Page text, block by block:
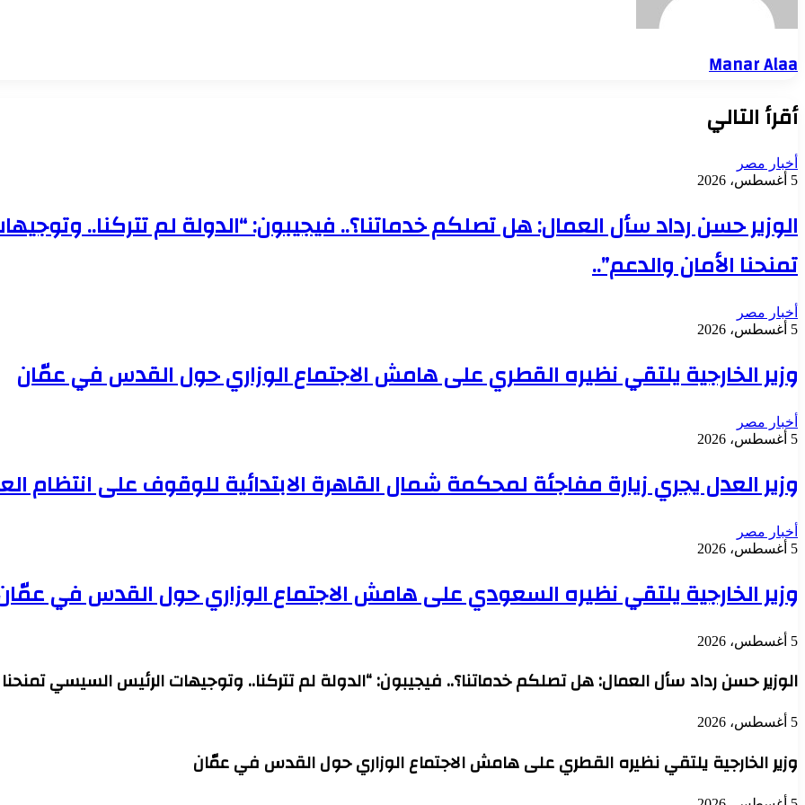
Manar Alaa
أقرأ التالي
أخبار مصر
5 أغسطس، 2026
الوزير حسن رداد سأل العمال: هل تصلكم خدماتنا؟.. فيجيبون: “الدولة لم تتركنا..
تمنحنا الأمان والدعم”..
أخبار مصر
5 أغسطس، 2026
وزير الخارجية يلتقي نظيره القطري على هامش الاجتماع الوزاري حول القدس في عمّان
أخبار مصر
5 أغسطس، 2026
وزير العدل يجري زيارة مفاجئة لمحكمة شمال القاهرة الابتدائية للوقوف على انتظام
أخبار مصر
5 أغسطس، 2026
وزير الخارجية يلتقي نظيره السعودي على هامش الاجتماع الوزاري حول القدس في
5 أغسطس، 2026
الوزير حسن رداد سأل العمال: هل تصلكم خدماتنا؟.. فيجيبون: “الدولة لم تتركنا.. وتوجيهات الرئيس السيسي تمنحنا
5 أغسطس، 2026
وزير الخارجية يلتقي نظيره القطري على هامش الاجتماع الوزاري حول القدس في عمّان